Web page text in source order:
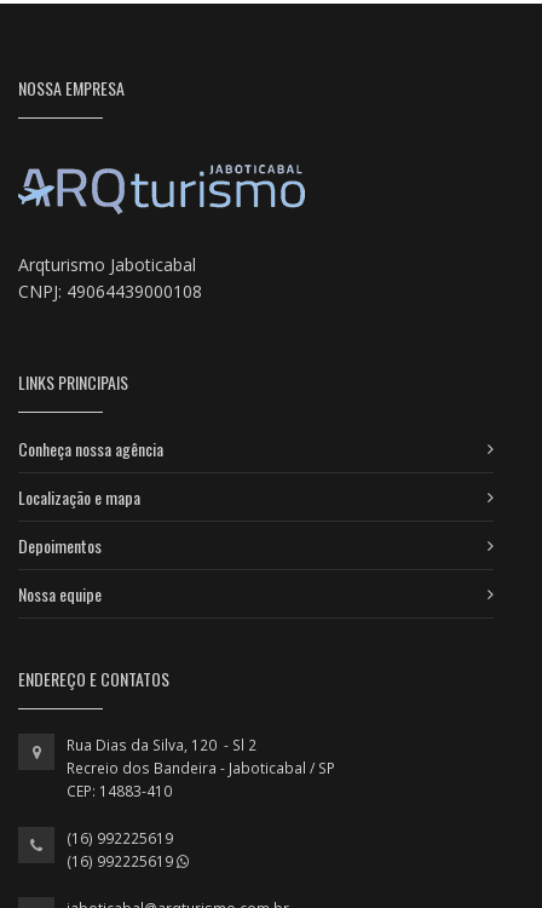
NOSSA EMPRESA
Arqturismo Jaboticabal
CNPJ: 49064439000108
LINKS PRINCIPAIS
Conheça nossa agência
Localização e mapa
Depoimentos
Nossa equipe
ENDEREÇO E CONTATOS
Rua Dias da Silva, 120 - Sl 2
Recreio dos Bandeira - Jaboticabal / SP
CEP: 14883-410
(16) 992225619
(16) 992225619